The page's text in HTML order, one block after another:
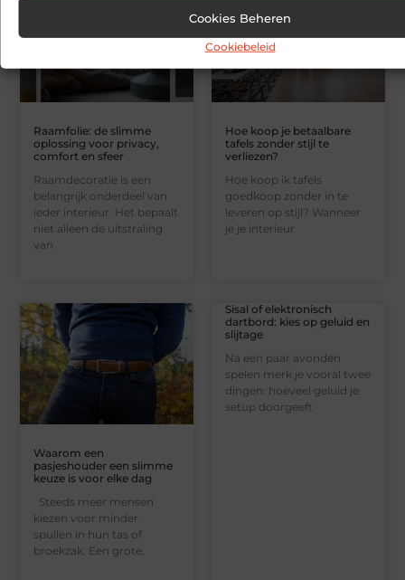
Cookies Beheren
Cookiebeleid
Raamfolie: de slimme
oplossing voor privacy,
comfort en sfeer
Raamdecoratie is een
belangrijk onderdeel van
ieder interieur. Het bepaalt
niet alleen de uitstraling
van
Hoe koop je betaalbare
tafels zonder stijl te
verliezen?
Hoe koop ik tafels
goedkoop zonder in te
leveren op stijl? Wanneer
je je interieur
Waarom een
pasjeshouder een slimme
keuze is voor elke dag
Steeds meer mensen
kiezen voor minder
spullen in hun tas of
broekzak. Een grote,
Sisal of elektronisch
dartbord: kies op geluid en
slijtage
Na een paar avonden
spelen merk je vooral twee
dingen: hoeveel geluid je
setup doorgeeft